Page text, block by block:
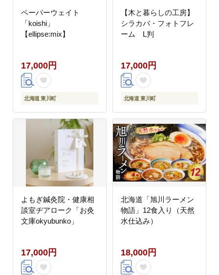
ペーパーウェイト
「koishi」
【ellipse:mix】
17,000円
北海道 東川町
【木と暮らしの工房】
シラカバ・フォトフレ
ーム L判
17,000円
北海道 東川町
よもぎ鍼灸院・健康相
談室ヂアローク「お灸
文庫okyubunko」
17,000円
北海道「旭川ラーメン
物語」12食入り（天然
水仕込み）
18,000円